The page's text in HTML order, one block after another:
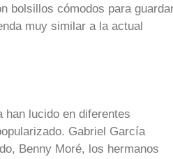
bolsillos cómodos para
muy similar a la actual
han lucido en diferentes
Gabriel García
Benny Moré, los hermanos